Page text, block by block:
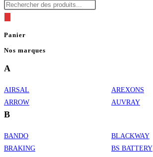
Recherche
Panier
Nos marques
A
AIRSAL
AREXONS
ARROW
AUVRAY
B
BANDO
BLACKWAY
BRAKING
BS BATTERY